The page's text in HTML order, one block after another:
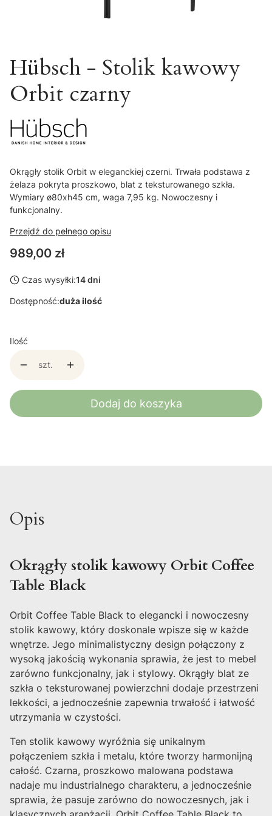
Hübsch - Stolik kawowy
Orbit czarny
Okrągły stolik Orbit w eleganckiej czerni. Trwała podstawa z
żelaza pokryta proszkowo, blat z teksturowanego szkła.
Wymiary ø80xh45 cm, waga 7,95 kg. Nowoczesny i
funkcjonalny.
Przejdź do pełnego opisu
Cena
989,00 zł
Czas wysyłki:14 dni
Dostępność:duża ilość
Ilość
szt.
Dodaj do koszyka
Opis
Okrągły stolik kawowy Orbit Coffee
Table Black
Orbit Coffee Table Black to elegancki i nowoczesny
stolik kawowy, który doskonale wpisze się w każde
wnętrze. Jego minimalistyczny design połączony z
wysoką jakością wykonania sprawia, że jest to mebel
zarówno funkcjonalny, jak i stylowy. Okrągły blat ze
szkła o teksturowanej powierzchni dodaje przestrzeni
lekkości, a jednocześnie zapewnia trwałość i łatwość
utrzymania w czystości.
Ten stolik kawowy wyróżnia się unikalnym
połączeniem szkła i metalu, które tworzy harmonijną
całość. Czarna, proszkowo malowana podstawa
nadaje mu industrialnego charakteru, a jednocześnie
sprawia, że pasuje zarówno do nowoczesnych, jak i